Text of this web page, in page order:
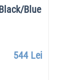
Blue
544 Lei